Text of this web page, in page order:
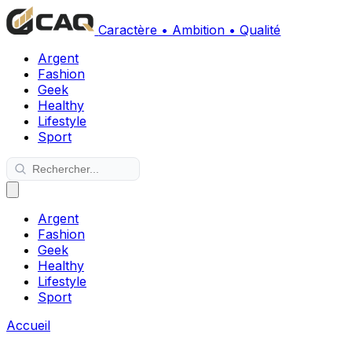
Caractère • Ambition • Qualité
Argent
Fashion
Geek
Healthy
Lifestyle
Sport
Argent
Fashion
Geek
Healthy
Lifestyle
Sport
Accueil